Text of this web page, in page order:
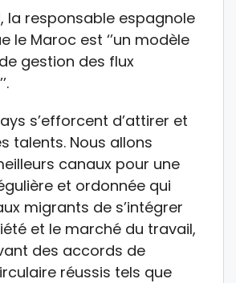
la responsable espagnole
le Maroc est ‘’un modèle
gestion des flux
s’efforcent d’attirer et
talents. Nous allons
canaux pour une
et ordonnée qui
migrants de s’intégrer
et le marché du travail,
des accords de
réussis tels que